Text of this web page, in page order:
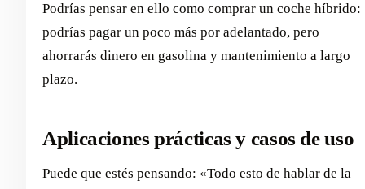
Podrías pensar en ello como comprar un coche híbrido:
podrías pagar un poco más por adelantado, pero
ahorrarás dinero en gasolina y mantenimiento a largo
plazo.
Aplicaciones prácticas y casos de uso
Puede que estés pensando: «Todo esto de hablar de la